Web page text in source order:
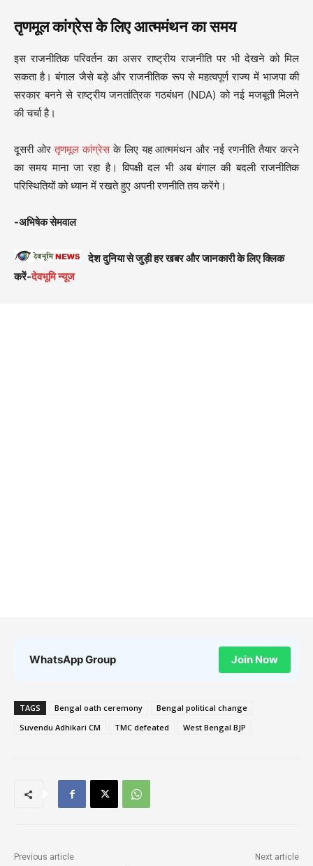
तृणमूल कांग्रेस के लिए आत्ममंथन का समय
इस राजनीतिक परिवर्तन का असर राष्ट्रीय राजनीति पर भी देखने को मिल
सकता है। बंगाल जैसे बड़े और राजनीतिक रूप से महत्वपूर्ण राज्य में भाजपा की
सरकार बनने से राष्ट्रीय जनतांत्रिक गठबंधन (NDA) को नई मजबूती मिलने
की चर्चा है।
दूसरी ओरतृणमूल कांग्रेसके लिए यह आत्ममंथन और नई रणनीति तैयार करने
का समय माना जा रहा है। विपक्षी दल भी अब बंगाल की बदली राजनीतिक
परिस्थितियों को ध्यान में रखते हुए अपनी रणनीति तय करेंगे।
-अभिषेक सेमवाल
देश दुनिया से जुड़ी हर खबर और जानकारी के लिए क्लिक
करें-देवभूमि न्यूज
WhatsApp Group Join Now
TAGS Bengal oath ceremony
Bengal political change
Suvendu Adhikari CM
TMC defeated West Bengal BJP
Previous article Next article